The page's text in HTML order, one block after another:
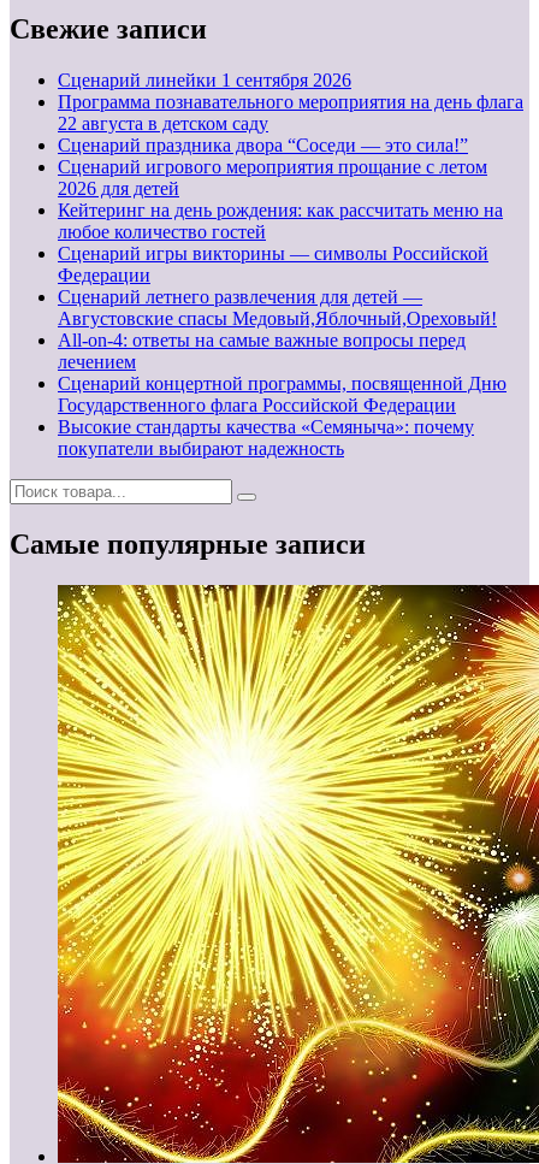
Свежие записи
Cценарий линейки 1 сентября 2026
Программа познавательного мероприятия на день флага
22 августа в детском саду
Сценарий праздника двора “Соседи — это сила!”
Сценарий игрового мероприятия прощание с летом
2026 для детей
Кейтеринг на день рождения: как рассчитать меню на
любое количество гостей
Сценарий игры викторины — символы Российской
Федерации
Сценарий летнего развлечения для детей —
Августовские спасы Медовый,Яблочный,Ореховый!
All-on-4: ответы на самые важные вопросы перед
лечением
Сценарий концертной программы, посвященной Дню
Государственного флага Российской Федерации
Высокие стандарты качества «Семяныча»: почему
покупатели выбирают надежность
Самые популярные записи